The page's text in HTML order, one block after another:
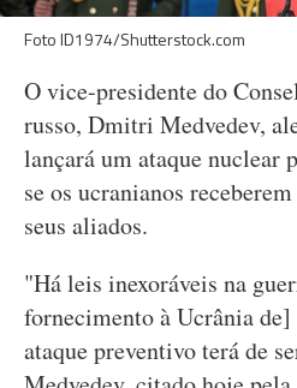
Foto ID1974/Shutterstock.com
O vice-presidente do
russo, Dmitri Medvedev,
lançará um ataque nuclear
se os ucranianos
seus aliados.
"Há leis inexoráveis na
fornecimento à Ucrânia
ataque preventivo terá de